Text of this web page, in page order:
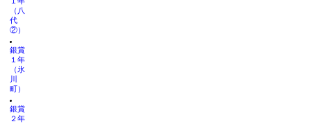
（八
代
②）
銀賞
１年
（氷
川
町）
銀賞
２年